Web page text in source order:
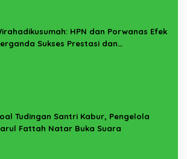
HPN dan Porwanas Efek
Sukses Prestasi dan
Tudingan Santri Kabur, Pengelola
Fattah Natar Buka Suara